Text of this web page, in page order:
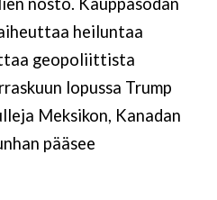
heiluntaa
geopoliittista
lopussa Trump
Meksikon, Kanadan
pääsee